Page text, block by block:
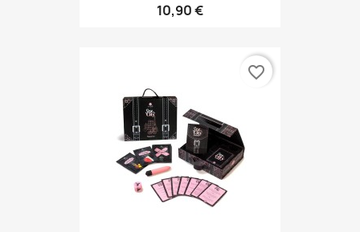
10,90 €
favorite_border